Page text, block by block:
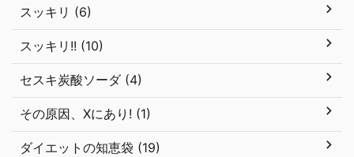
スッキリ (6)
スッキリ!! (10)
セスキ炭酸ソーダ (4)
その原因、Xにあり! (1)
ダイエットの知恵袋 (19)